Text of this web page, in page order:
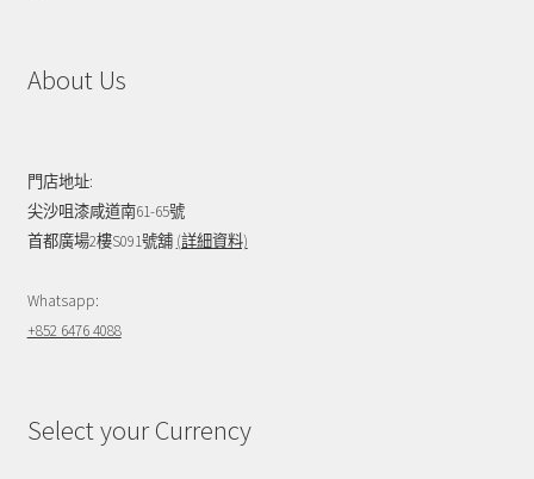
About Us
門店地址:
尖沙咀漆咸道南61-65號
首都廣場2樓S091號舖 (詳細資料)
Whatsapp:
+852 6476 4088
Select your Currency